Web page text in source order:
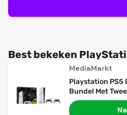
Best bekeken
MediaMarkt
Playstation PS5
Bundel Met
Controllers